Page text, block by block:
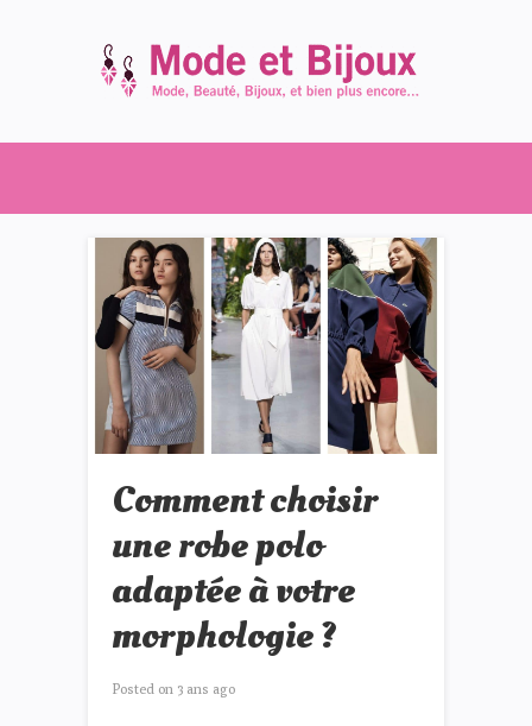
Comment choisir
une robe polo
adaptée à votre
morphologie ?
Posted on 3 ans ago